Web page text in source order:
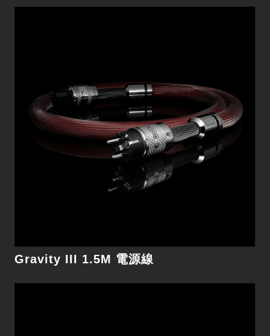
Gravity III 1.5M 電源線